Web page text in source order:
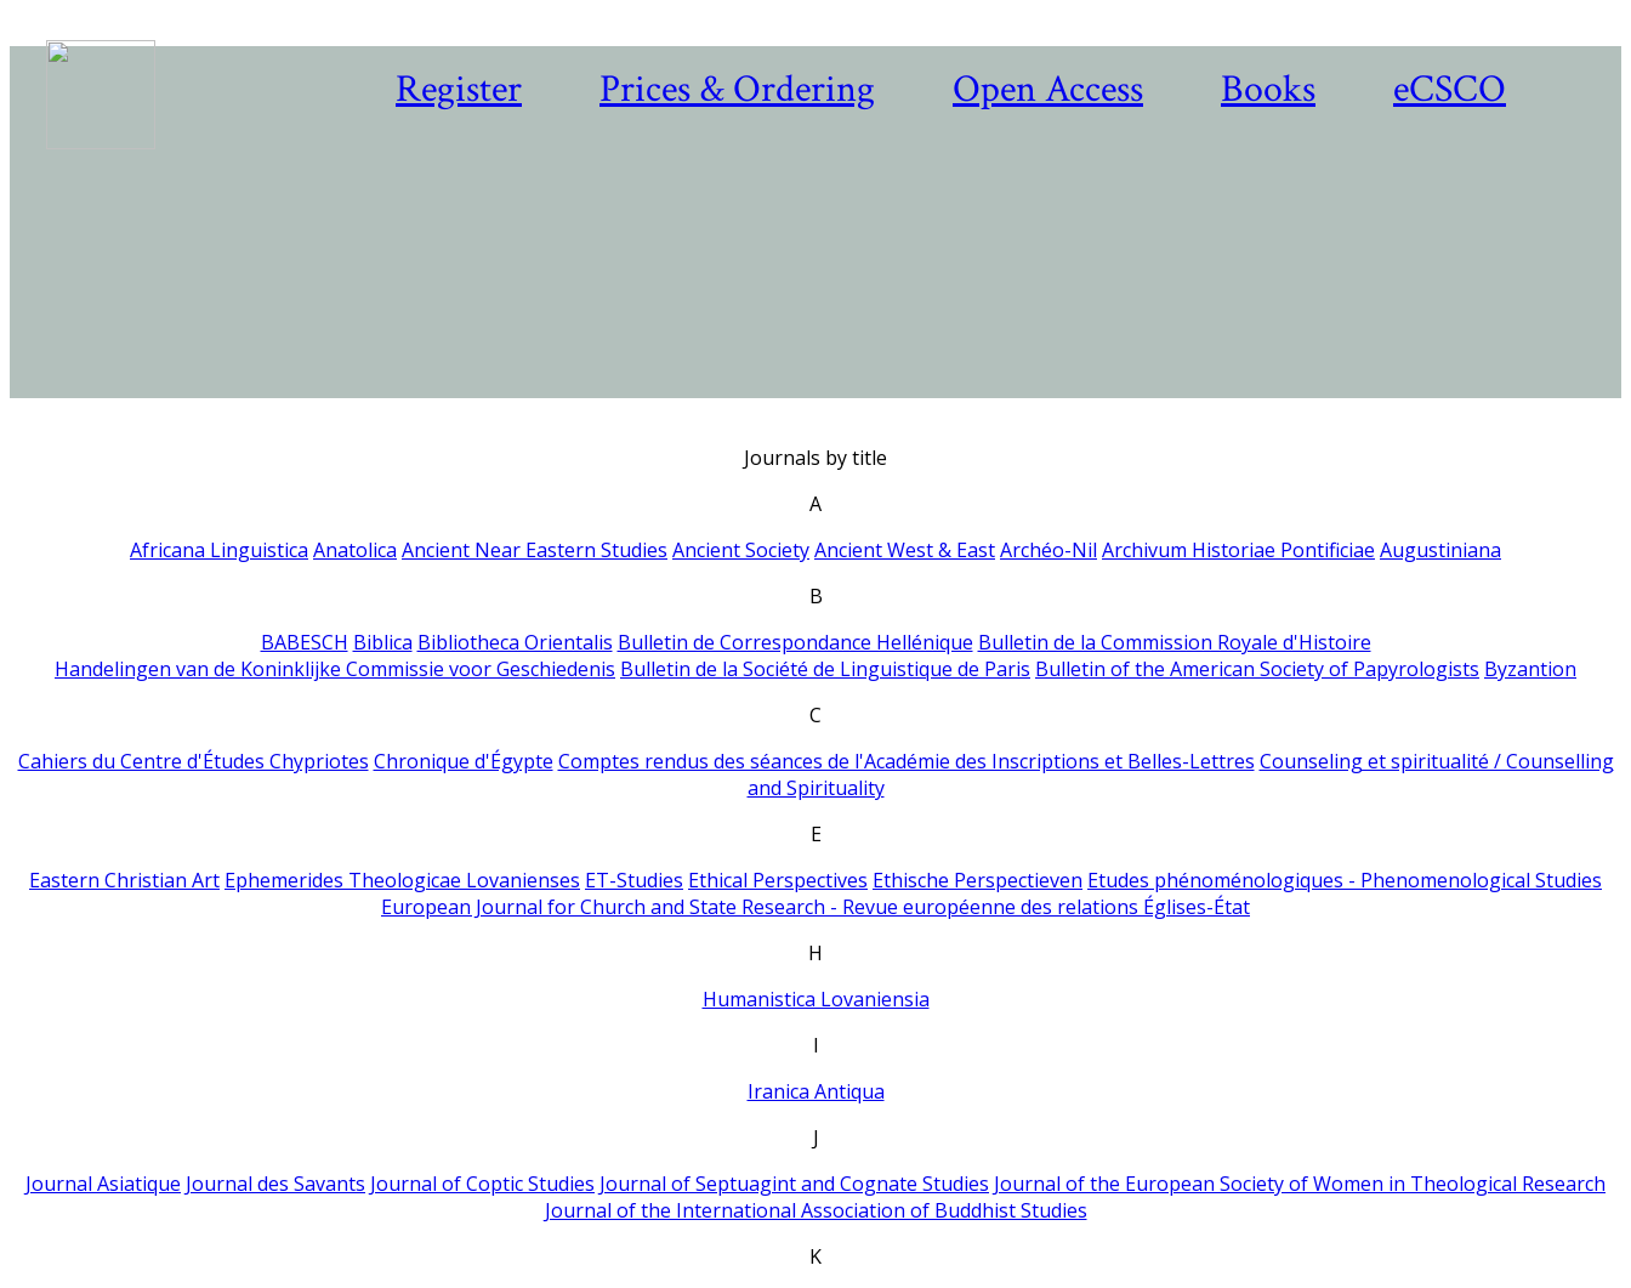
Register Prices & Ordering Open Access Books eCSCO
Journals by title
A
Africana Linguistica Anatolica Ancient Near Eastern Studies Ancient SocietyAncient West & EastArchéo-Nil Archivum Historiae Pontificiae Augustiniana
B
BABESCH Biblica Bibliotheca Orientalis Bulletin de Correspondance Hellénique Bulletin de la Commission Royale d'Histoire
Handelingen van de Koninklijke Commissie voor Geschiedenis Bulletin de la Société de Linguistique de Paris Bulletin of the American Society of Papyrologists Byzantion
C
Cahiers du Centre d'Études Chypriotes Chronique d'Égypte Comptes rendus des séances de l'Académie des Inscriptions et Belles-Lettres Counseling et spiritualité / Counselling
and Spirituality
E
Eastern Christian Art Ephemerides Theologicae Lovanienses ET-Studies Ethical Perspectives Ethische Perspectieven Etudes phénoménologiques - Phenomenological Studies
European Journal for Church and State Research - Revue européenne des relations Églises-État
H
Humanistica Lovaniensia
I
Iranica Antiqua
J
Journal Asiatique Journal des Savants Journal of Coptic Studies Journal of Septuagint and Cognate Studies Journal of the European Society of Women in Theological Research
Journal of the International Association of Buddhist Studies
K